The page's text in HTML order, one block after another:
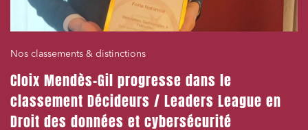
Nos classements & distinctions
Cloix Mendès-Gil progresse dans le
classement Décideurs / Leaders League en
Droit des données et cybersécurité